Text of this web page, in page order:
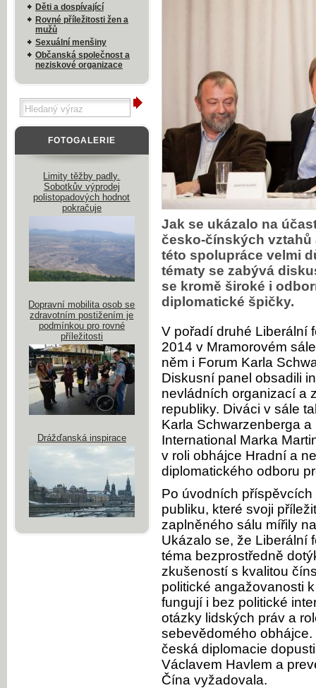
Jak se ukázalo na
česko-čínských
této spolupráce velmi
tématy se zabývá
se kromě široké i
diplomatické špičky.
V pořadí druhé Liberální
2014 v Mramorovém
něm i Forum Karla
Diskusní panel obsadili
nevládních organizací a
republiky. Diváci v sále
Karla Schwarzenberga
International Marka
v roli obhájce Hradní a
diplomatického odboru
Po úvodních
publiku, které svoji
zaplněného sálu mířily
Ukázalo se, že Liberální
téma bezprostředně
zkušeností s kvalitou
politické angažovanosti
fungují i bez politické
otázky lidských práv a
sebevědomého
česká diplomacie
Václavem Havlem a
Čína vyžadovala.
Děti a dospívající
Rovné příležitosti žen a
mužů
Sexuální menšiny
Občanská společnost a
neziskové organizace
FOTOGALERIE
Limity těžby padly.
Sobotkův výprodej
polistopadových hodnot
pokračuje
Dopravní mobilita osob se
zdravotním postižením je
podmínkou pro rovné
příležitosti
Drážďanská inspirace